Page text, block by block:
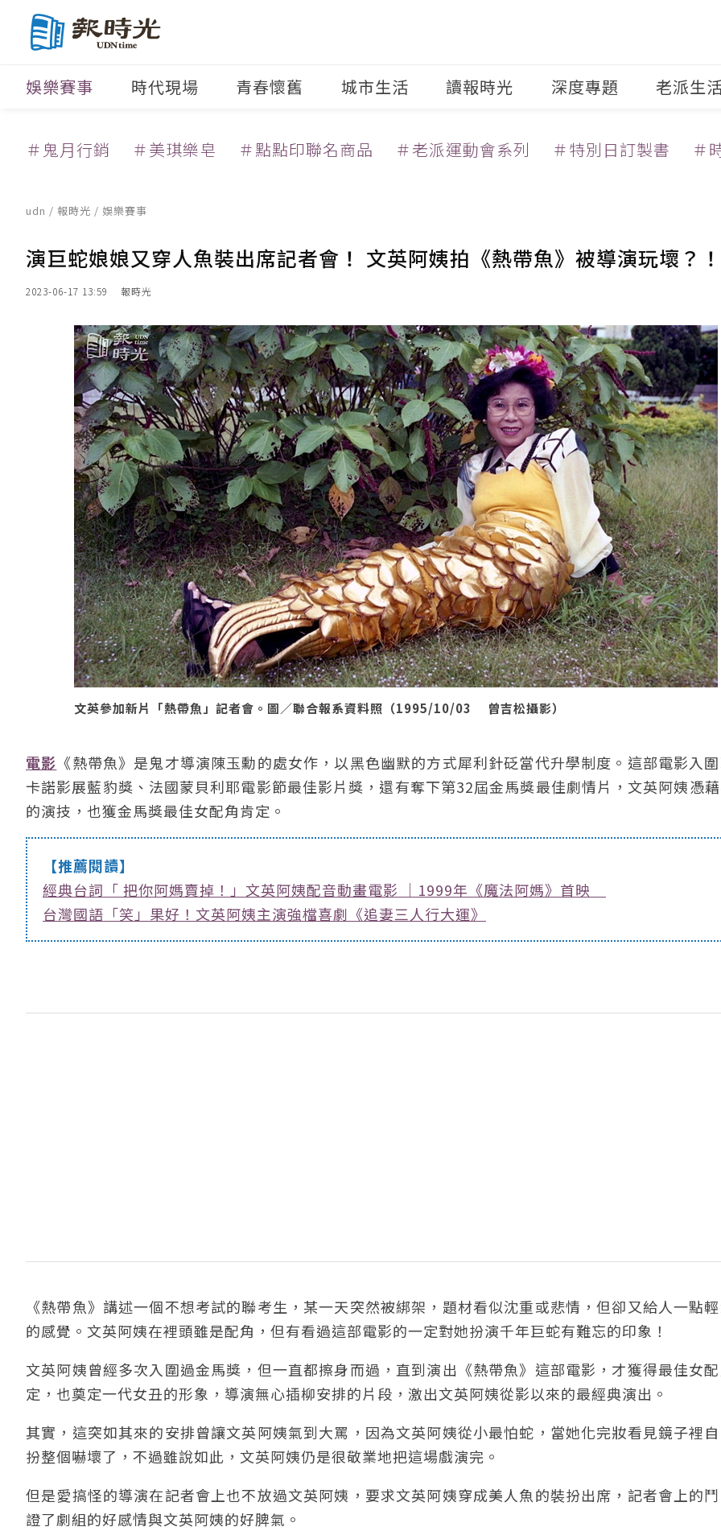
娛樂賽事 時代現場 青春懷舊 城市生活 讀報時光 深度專題 老派生
＃鬼月行銷 ＃美琪樂皂 ＃點點印聯名商品 ＃老派運動會系列 ＃特別日訂製書 ＃
udn / 報時光 / 娛樂賽事
演巨蛇娘娘又穿人魚裝出席記者會！ 文英阿姨拍《熱帶魚》被導演玩壞？！
2023-06-17 13:59 報時光
文英參加新片「熱帶魚」記者會。圖／聯合報系資料照（1995/10/03 曾吉松攝影）
電影 《熱帶魚》是鬼才導演陳玉勳的處女作，以黑色幽默的方式犀利針砭當代升學制度。這部電影入
卡諾影展藍豹獎、法國蒙貝利耶電影節最佳影片獎，還有奪下第32屆金馬獎最佳劇情片，文英阿姨憑
的演技，也獲金馬獎最佳女配角肯定。
【推薦閱讀】
經典台詞「 把你阿媽賣掉！」文英阿姨配音動畫電影 ｜1999年《魔法阿媽》首映
台灣國語「笑」果好！文英阿姨主演強檔喜劇《追妻三人行大運》
《熱帶魚》講述一個不想考試的聯考生，某一天突然被綁架，題材看似沈重或悲情，但卻又給人一點
的感覺。文英阿姨在裡頭雖是配角，但有看過這部電影的一定對她扮演千年巨蛇有難忘的印象！
文英阿姨曾經多次入圍過金馬獎，但一直都擦身而過，直到演出《熱帶魚》這部電影，才獲得最佳女
定，也奠定一代女丑的形象，導演無心插柳安排的片段，激出文英阿姨從影以來的最經典演出。
其實，這突如其來的安排曾讓文英阿姨氣到大罵，因為文英阿姨從小最怕蛇，當她化完妝看見鏡子裡
扮整個嚇壞了，不過雖說如此，文英阿姨仍是很敬業地把這場戲演完。
但是愛搞怪的導演在記者會上也不放過文英阿姨，要求文英阿姨穿成美人魚的裝扮出席，記者會上的
證了劇組的好感情與文英阿姨的好脾氣。